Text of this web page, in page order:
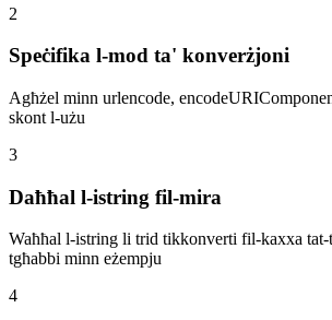
2
Speċifika l-mod ta' konverżjoni
Agħżel minn urlencode,
skont l-użu
3
Daħħal l-istring fil-mira
Waħħal l-istring li trid tikkonverti fil-kaxxa
tgħabbi minn eżempju
4